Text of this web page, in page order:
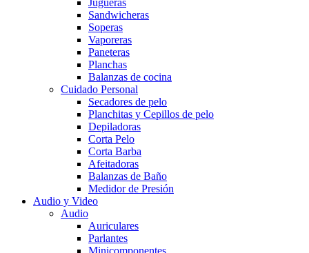
Jugueras
Sandwicheras
Soperas
Vaporeras
Paneteras
Planchas
Balanzas de cocina
Cuidado Personal
Secadores de pelo
Planchitas y Cepillos de pelo
Depiladoras
Corta Pelo
Corta Barba
Afeitadoras
Balanzas de Baño
Medidor de Presión
Audio y Video
Audio
Auriculares
Parlantes
Minicomponentes